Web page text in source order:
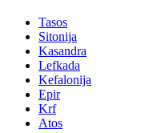
Tasos
Sitonija
Kasandra
Lefkada
Kefalonija
Epir
Krf
Atos